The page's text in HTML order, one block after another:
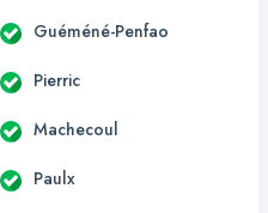
Guéméné-Penfao
Pierric
Machecoul
Paulx